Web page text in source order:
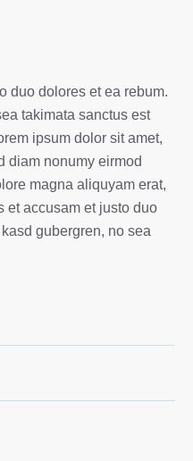
duo dolores et ea rebum.
takimata sanctus est
ipsum dolor sit amet,
diam nonumy eirmod
magna aliquyam erat,
et accusam et justo duo
gubergren, no sea